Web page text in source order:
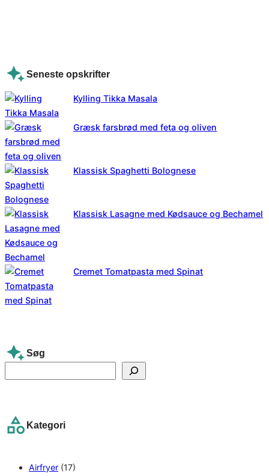
Seneste opskrifter
Kylling Tikka Masala
Græsk farsbrød med feta og oliven
Klassisk Spaghetti Bolognese
Klassisk Lasagne med Kødsauce og Bechamel
Cremet Tomatpasta med Spinat
Søg
e
c
Kategori
Airfryer (17)